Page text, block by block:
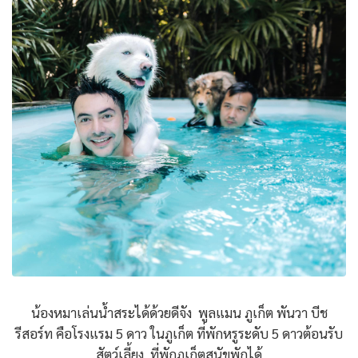
น้องหมาเล่นน้ำสระได้ด้วยดีจัง พูลแมน ภูเก็ต พันวา บีช
รีสอร์ท คือโรงแรม 5 ดาว ในภูเก็ต ที่พักหรูระดับ 5 ดาวต้อนรับ
สัตว์เลี้ยง ที่พักภูเก็ตสุนัขพักได้